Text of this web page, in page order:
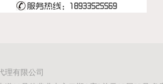
理有限公司